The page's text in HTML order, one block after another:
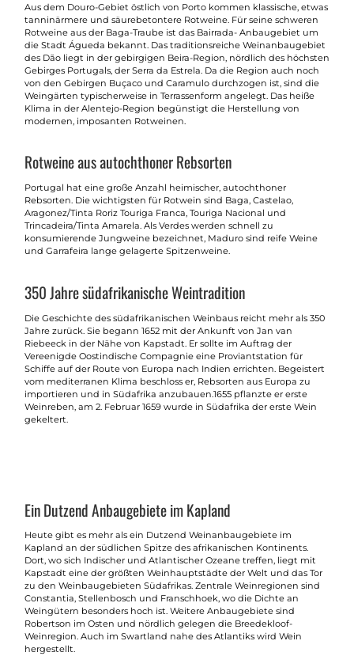
Aus dem Douro-Gebiet östlich von Porto kommen klassische, etwas
tanninärmere und säurebetontere Rotweine. Für seine schweren
Rotweine aus der Baga-Traube ist das Bairrada- Anbaugebiet um
die Stadt Águeda bekannt. Das traditionsreiche Weinanbaugebiet
des Dão liegt in der gebirgigen Beira-Region, nördlich des höchsten
Gebirges Portugals, der Serra da Estrela. Da die Region auch noch
von den Gebirgen Buçaco und Caramulo durchzogen ist, sind die
Weingärten typischerweise in Terrassenform angelegt. Das heiße
Klima in der Alentejo-Region begünstigt die Herstellung von
modernen, imposanten Rotweinen.
Rotweine aus autochthoner Rebsorten
Portugal hat eine große Anzahl heimischer, autochthoner
Rebsorten. Die wichtigsten für Rotwein sind Baga, Castelao,
Aragonez/Tinta Roriz Touriga Franca, Touriga Nacional und
Trincadeira/Tinta Amarela. Als Verdes werden schnell zu
konsumierende Jungweine bezeichnet, Maduro sind reife Weine
und Garrafeira lange gelagerte Spitzenweine.
350 Jahre südafrikanische Weintradition
Die Geschichte des südafrikanischen Weinbaus reicht mehr als 350
Jahre zurück. Sie begann 1652 mit der Ankunft von Jan van
Riebeeck in der Nähe von Kapstadt. Er sollte im Auftrag der
Vereenigde Oostindische Compagnie eine Proviantstation für
Schiffe auf der Route von Europa nach Indien errichten. Begeistert
vom mediterranen Klima beschloss er, Rebsorten aus Europa zu
importieren und in Südafrika anzubauen.1655 pflanzte er erste
Weinreben, am 2. Februar 1659 wurde in Südafrika der erste Wein
gekeltert.
Ein Dutzend Anbaugebiete im Kapland
Heute gibt es mehr als ein Dutzend Weinanbaugebiete im
Kapland an der südlichen Spitze des afrikanischen Kontinents.
Dort, wo sich Indischer und Atlantischer Ozeane treffen, liegt mit
Kapstadt eine der größten Weinhauptstädte der Welt und das Tor
zu den Weinbaugebieten Südafrikas. Zentrale Weinregionen sind
Constantia, Stellenbosch und Franschhoek, wo die Dichte an
Weingütern besonders hoch ist. Weitere Anbaugebiete sind
Robertson im Osten und nördlich gelegen die Breedekloof-
Weinregion. Auch im Swartland nahe des Atlantiks wird Wein
hergestellt.